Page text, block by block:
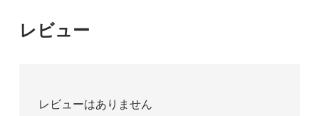
レビュー
レビューはありません